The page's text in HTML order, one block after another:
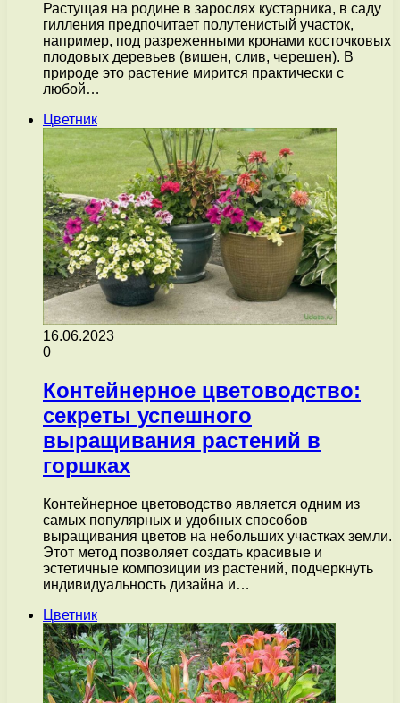
Растущая на родине в зарослях кустарника, в саду
гилления предпочитает полутенистый участок,
например, под разреженными кронами косточковых
плодовых деревьев (вишен, слив, черешен). В
природе это растение мирится практически с
любой…
Цветник
16.06.2023
0
Контейнерное цветоводство:
секреты успешного
выращивания растений в
горшках
Контейнерное цветоводство является одним из
самых популярных и удобных способов
выращивания цветов на небольших участках земли.
Этот метод позволяет создать красивые и
эстетичные композиции из растений, подчеркнуть
индивидуальность дизайна и…
Цветник